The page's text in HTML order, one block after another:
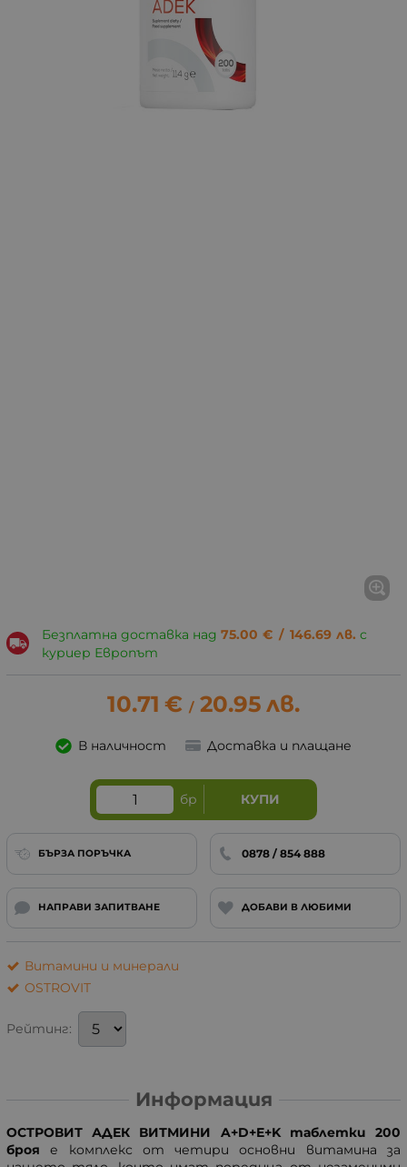
Безплатна доставка над 75.00 € / 146.69 лв. с
куриер Европът
10.71 € / 20.95 лв.
В наличност Доставка и плащане
бр КУПИ
БЪРЗА ПОРЪЧКА 0878 / 854 888
НАПРАВИ ЗАПИТВАНЕ ДОБАВИ В ЛЮБИМИ
Витамини и минерали
OSTROVIT
Рейтинг:
Информация
ОСТРОВИТ АДЕК ВИТМИНИ A+D+E+K таблетки 200
брояе кoмплекс от четири оснoвни витамина за